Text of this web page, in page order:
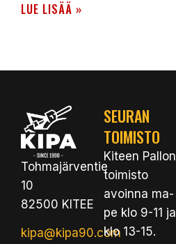
LUE LISÄÄ »
Tohmajärventie
10
82500 KITEE
kipa@kipa90.com
SEURAN
TOIMISTO
Kiteen Pallon
toimisto
avoinna ma-
pe klo 9-11 ja
klo 13-15.